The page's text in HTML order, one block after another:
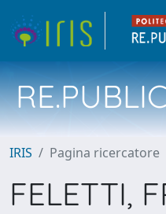
IRIS Pagina ricercatore
FELETTI,